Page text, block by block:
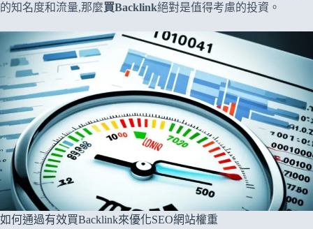
的知名度和流量,那麼買Backlink絕對是值得考慮的投資。
如何通過有效買Backlink來優化SEO網站權重